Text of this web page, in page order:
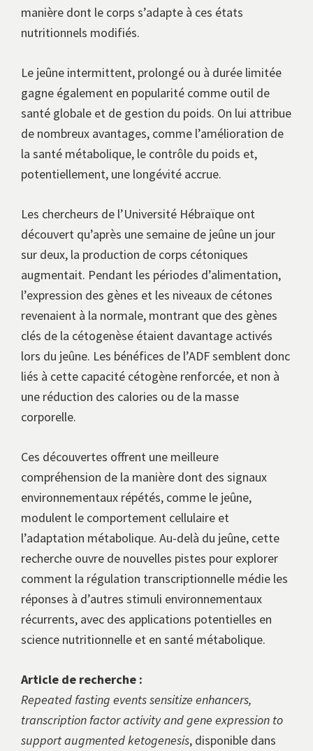
manière dont le corps s’adapte à ces états
nutritionnels modifiés.
Le jeûne intermittent, prolongé ou à durée limitée
gagne également en popularité comme outil de
santé globale et de gestion du poids. On lui attribue
de nombreux avantages, comme l’amélioration de
la santé métabolique, le contrôle du poids et,
potentiellement, une longévité accrue.
Les chercheurs de l’Université Hébraïque ont
découvert qu’après une semaine de jeûne un jour
sur deux, la production de corps cétoniques
augmentait. Pendant les périodes d’alimentation,
l’expression des gènes et les niveaux de cétones
revenaient à la normale, montrant que des gènes
clés de la cétogenèse étaient davantage activés
lors du jeûne. Les bénéfices de l’ADF semblent donc
liés à cette capacité cétogène renforcée, et non à
une réduction des calories ou de la masse
corporelle.
Ces découvertes offrent une meilleure
compréhension de la manière dont des signaux
environnementaux répétés, comme le jeûne,
modulent le comportement cellulaire et
l’adaptation métabolique. Au-delà du jeûne, cette
recherche ouvre de nouvelles pistes pour explorer
comment la régulation transcriptionnelle médie les
réponses à d’autres stimuli environnementaux
récurrents, avec des applications potentielles en
science nutritionnelle et en santé métabolique.
Article de recherche :
Repeated fasting events sensitize enhancers,
transcription factor activity and gene expression to
support augmented ketogenesis, disponible dans